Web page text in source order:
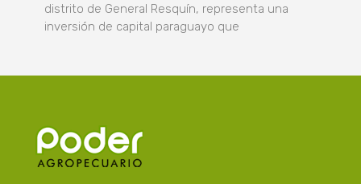
distrito de General Resquín, representa una
inversión de capital paraguayo que